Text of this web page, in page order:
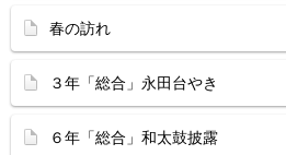
春の訪れ
３年「総合」永田台やき
６年「総合」和太鼓披露